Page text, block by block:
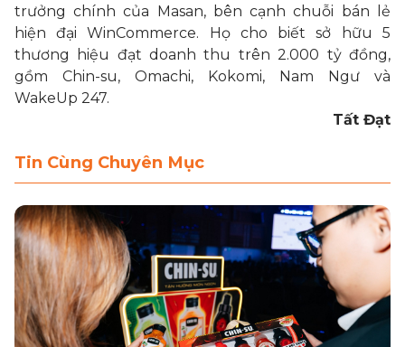
trưởng chính của
Masan, bên cạnh chuỗi bán lẻ
hiện đại WinCommerce. Họ cho biết sở hữu 5
thương hiệu đạt doanh thu trên 2.000 tỷ đồng,
gồm Chin-su, Omachi, Kokomi, Nam Ngư và
WakeUp 247.
Tất Đạt
Tin Cùng Chuyên Mục